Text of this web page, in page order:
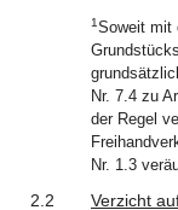
1Soweit mit
Nr. 7.4 zu
der Regel
Nr. 1.3
2.2 Verzicht